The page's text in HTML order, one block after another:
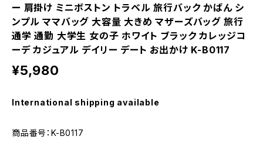
ー 肩掛け ミニボストン トラベル 旅行バック かばん シ
ンプル ママバッグ 大容量 大きめ マザーズバッグ 旅行
通学 通勤 大学生 女の子 ホワイト ブラック カレッジコ
ーデ カジュアル デイリー デート お出かけ K-B0117
¥5,980
International shipping available
商品番号：K-B0117